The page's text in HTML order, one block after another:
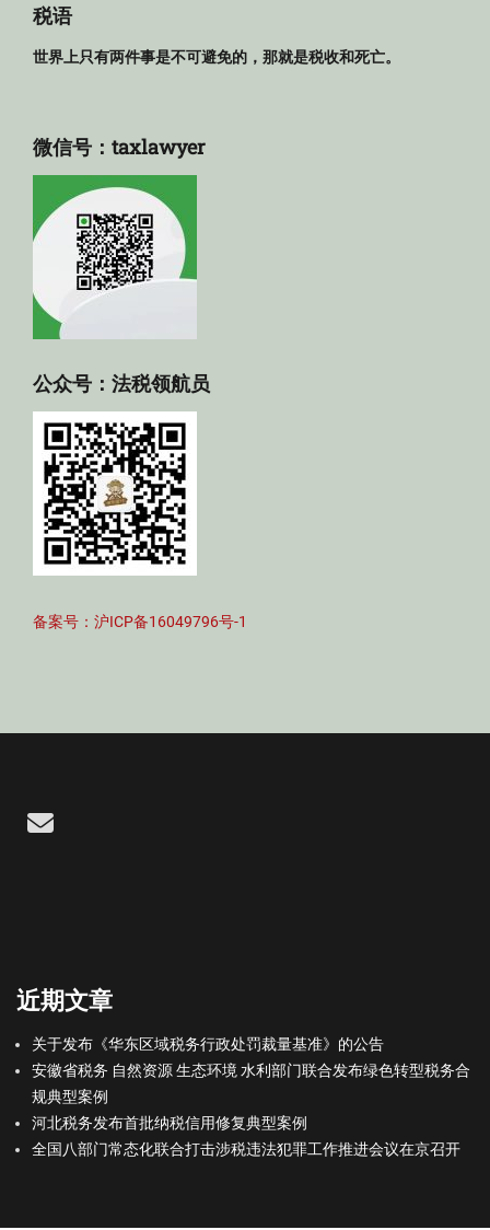
库
税语
世界上只有两件事是不可避免的，那就是税收和死亡。
微信号：taxlawyer
公众号：法税领航员
备案号：沪ICP备16049796号-1
Email
近期文章
关于发布《华东区域税务行政处罚裁量基准》的公告
安徽省税务 自然资源 生态环境 水利部门联合发布绿色转型税务合
规典型案例
河北税务发布首批纳税信用修复典型案例
全国八部门常态化联合打击涉税违法犯罪工作推进会议在京召开